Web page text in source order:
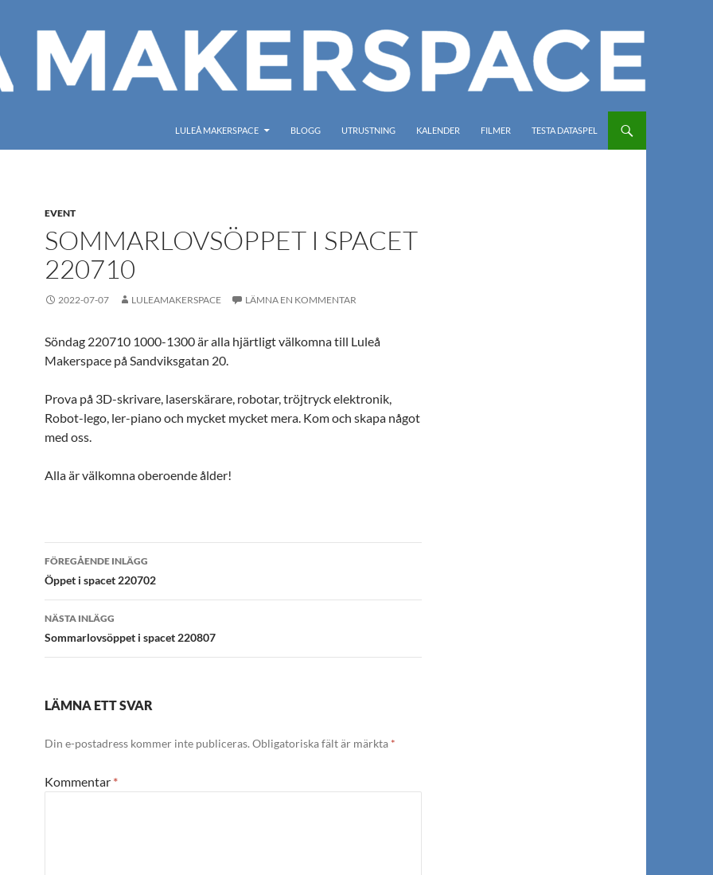
LULEÅ MAKERSPACE BLOGG UTRUSTNING KALENDER FILMER TESTA DATASPEL
EVENT
SOMMARLOVSÖPPET I SPACET
220710
2022-07-07 LULEAMAKERSPACE LÄMNA EN KOMMENTAR
Söndag 220710 1000-1300 är alla hjärtligt välkomna till Luleå
Makerspace på Sandviksgatan 20.
Prova på 3D-skrivare, laserskärare, robotar, tröjtryck elektronik,
Robot-lego, ler-piano och mycket mycket mera. Kom och skapa något
med oss.
Alla är välkomna oberoende ålder!
Inläggsnavigering
FÖREGÅENDE INLÄGG
Öppet i spacet 220702
NÄSTA INLÄGG
Sommarlovsöppet i spacet 220807
LÄMNA ETT SVAR
Din e-postadress kommer inte publiceras. Obligatoriska fält är märkta *
Kommentar *